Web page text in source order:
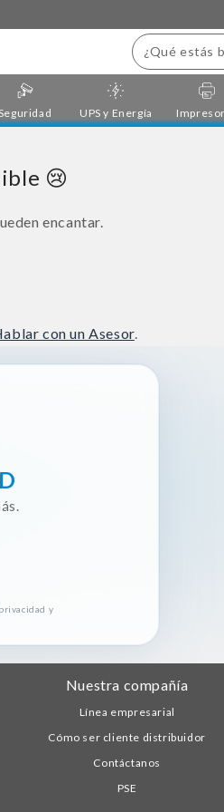
¿Qué estás
Seguridad UPS y Energía
😢
encantar.
con un Asesor.
y
Nuestra compañía
Línea empresarial
Cómo ser cliente distribuidor
Contáctanos
PSE